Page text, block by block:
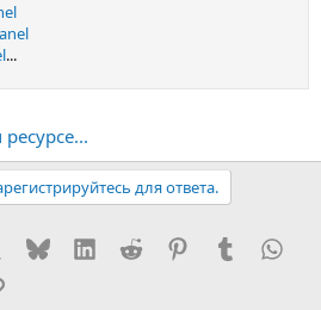
...
для ответа.
X (Twitter)
BlueskyLinkedInReddit PinterestTumblr
почта
Ссылка